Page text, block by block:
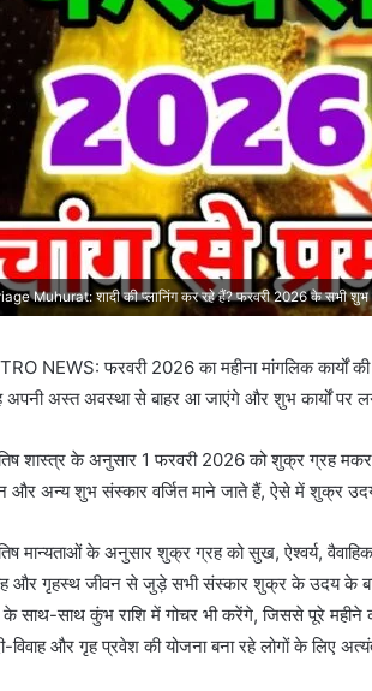
Muhurat: शादी की प्लानिंग कर रहे हैं? फरवरी 2026 के सभी शुभ
NEWS: फरवरी 2026 का महीना मांगलिक कार्यों
अपनी अस्त अवस्था से बाहर आ जाएंगे और शुभ कार्यों पर
शास्त्र के अनुसार 1 फरवरी 2026 को शुक्र ग्रह
और अन्य शुभ संस्कार वर्जित माने जाते हैं, ऐसे में शुक्र उदय
मान्यताओं के अनुसार शुक्र ग्रह को सुख, ऐश्वर्य,
और गृहस्थ जीवन से जुड़े सभी संस्कार शुक्र के उदय के
के साथ-साथ कुंभ राशि में गोचर भी करेंगे, जिससे पूरे महीने
विवाह और गृह प्रवेश की योजना बना रहे लोगों के लिए